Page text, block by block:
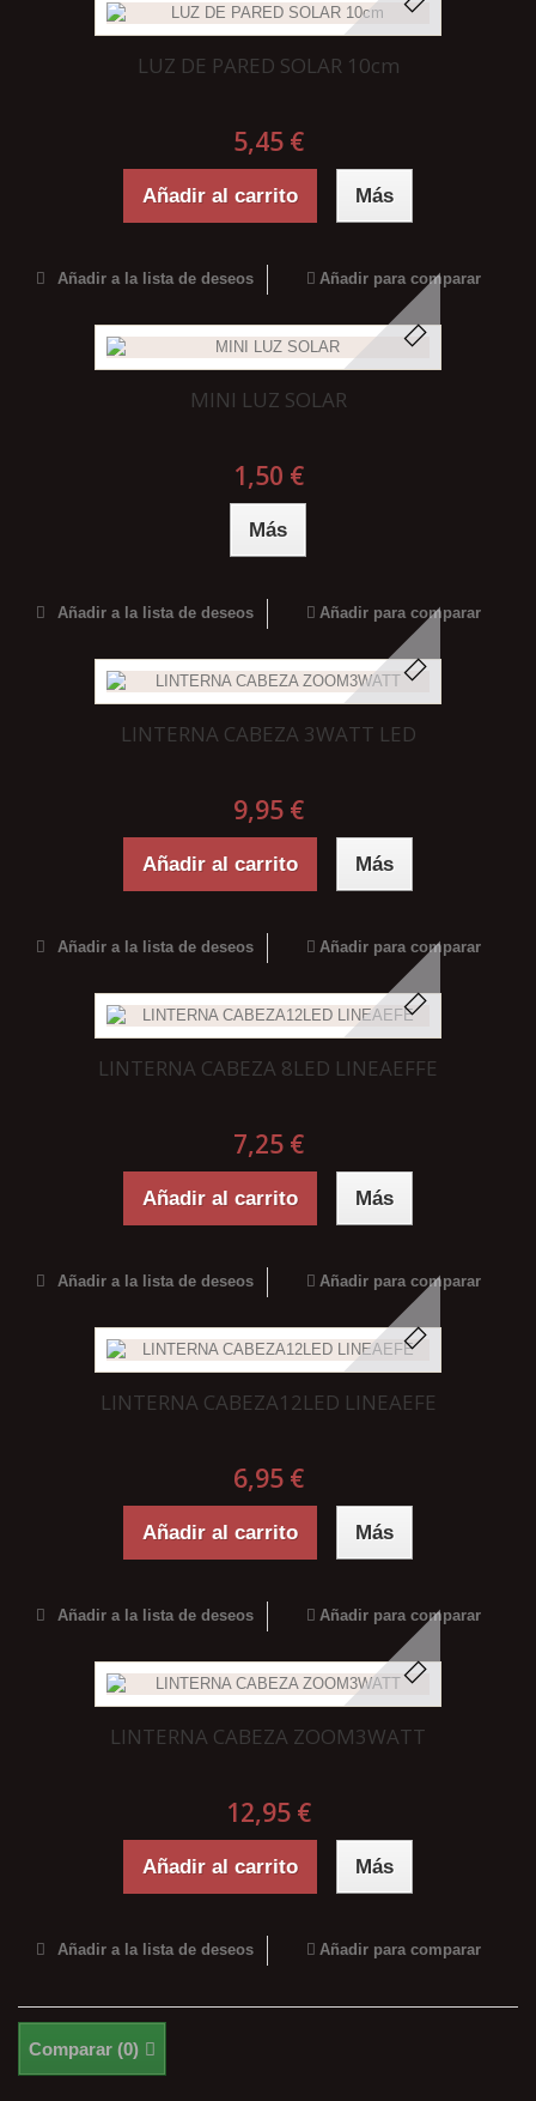
LUZ DE PARED SOLAR 10cm
5,45 €
Añadir al carrito Más
Añadir a la lista de deseos Añadir para comparar
MINI LUZ SOLAR
1,50 €
Más
Añadir a la lista de deseos Añadir para comparar
LINTERNA CABEZA 3WATT LED
9,95 €
Añadir al carrito Más
Añadir a la lista de deseos Añadir para comparar
LINTERNA CABEZA 8LED LINEAEFFE
7,25 €
Añadir al carrito Más
Añadir a la lista de deseos Añadir para comparar
LINTERNA CABEZA12LED LINEAEFE
6,95 €
Añadir al carrito Más
Añadir a la lista de deseos Añadir para comparar
LINTERNA CABEZA ZOOM3WATT
12,95 €
Añadir al carrito Más
Añadir a la lista de deseos Añadir para comparar
Comparar (0)